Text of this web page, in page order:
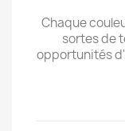
Chaque
sortes de
opportunités